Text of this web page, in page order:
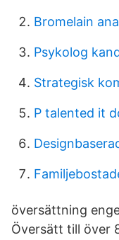
Bromelain
Psykolog
Strategisk
P talented it
översättning
Översätt till över